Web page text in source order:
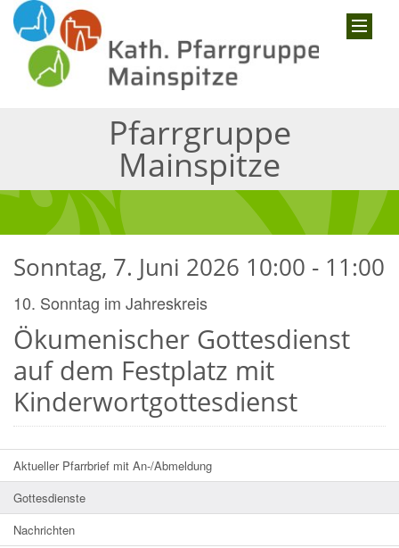
Pfarrgruppe
Mainspitze
Ökumenischer Gottesdienst
auf dem Festplatz mit
Kinderwortgottesdienst
Sonntag, 7. Juni 2026 10:00 - 11:00
10. Sonntag im Jahreskreis
Aktueller Pfarrbrief mit An-/Abmeldung
Gottesdienste
Nachrichten